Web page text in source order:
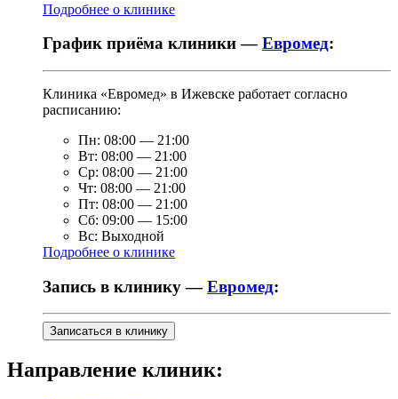
Подробнее о клинике
График приёма клиники —Евромед:
Клиника «Евромед» в Ижевске работает согласно
расписанию:
Пн: 08:00 — 21:00
Вт: 08:00 — 21:00
Ср: 08:00 — 21:00
Чт: 08:00 — 21:00
Пт: 08:00 — 21:00
Сб: 09:00 — 15:00
Вс: Выходной
Подробнее о клинике
Запись в клинику —Евромед:
Записаться в клинику
Направление клиник: